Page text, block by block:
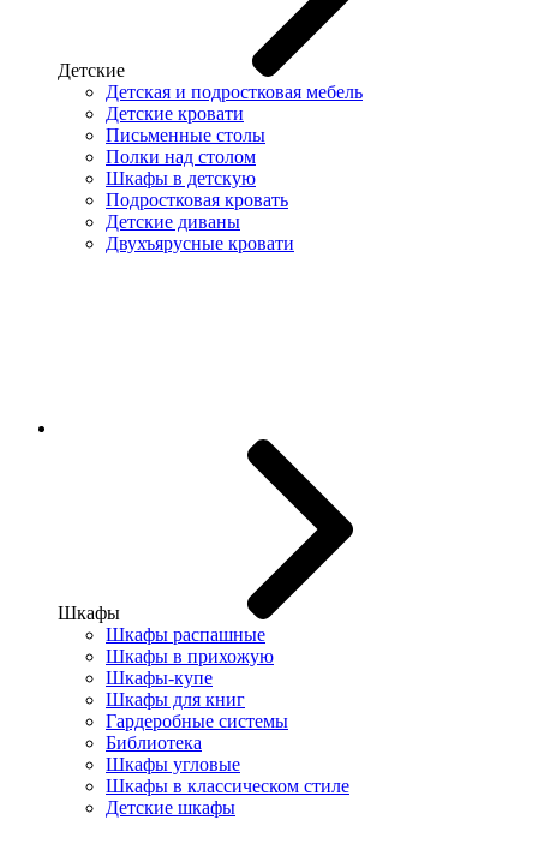
Детские
Детская и подростковая мебель
Детские кровати
Письменные столы
Полки над столом
Шкафы в детскую
Подростковая кровать
Детские диваны
Двухъярусные кровати
Шкафы
Шкафы распашные
Шкафы в прихожую
Шкафы-купе
Шкафы для книг
Гардеробные системы
Библиотека
Шкафы угловые
Шкафы в классическом стиле
Детские шкафы